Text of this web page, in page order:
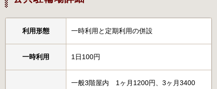
利用形態 一時利用と定期利用の併設
一時利用 1日100円
一般3階屋内 1ヶ月1200円、3ヶ月3400